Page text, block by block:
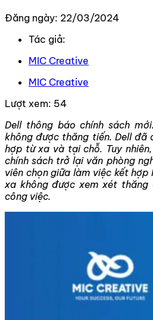
Đăng ngày: 22/03/2024
Tác giả:
MIC Creative
MIC Creative
Lượt xem: 54
Dell thông báo chính sách
không được thăng tiến. Dell đã
hợp từ xa và tại chỗ. Tuy
chính sách trở lại văn phòng
viên chọn giữa làm việc kết
xa không được xem xét thăng
công việc.